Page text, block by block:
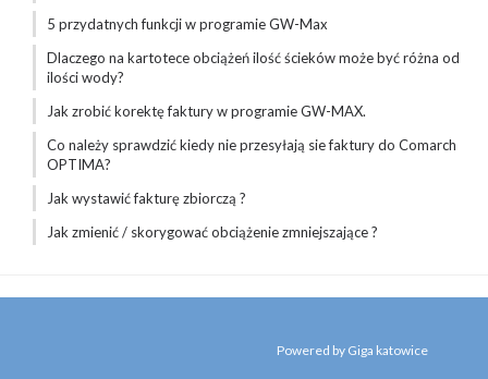
5 przydatnych funkcji w programie GW-Max
Dlaczego na kartotece obciążeń ilość ścieków może być różna od
ilości wody?
Jak zrobić korektę faktury w programie GW-MAX.
Co należy sprawdzić kiedy nie przesyłają sie faktury do Comarch
OPTIMA?
Jak wystawić fakturę zbiorczą ?
Jak zmienić / skorygować obciążenie zmniejszające ?
Powered by Giga katowice